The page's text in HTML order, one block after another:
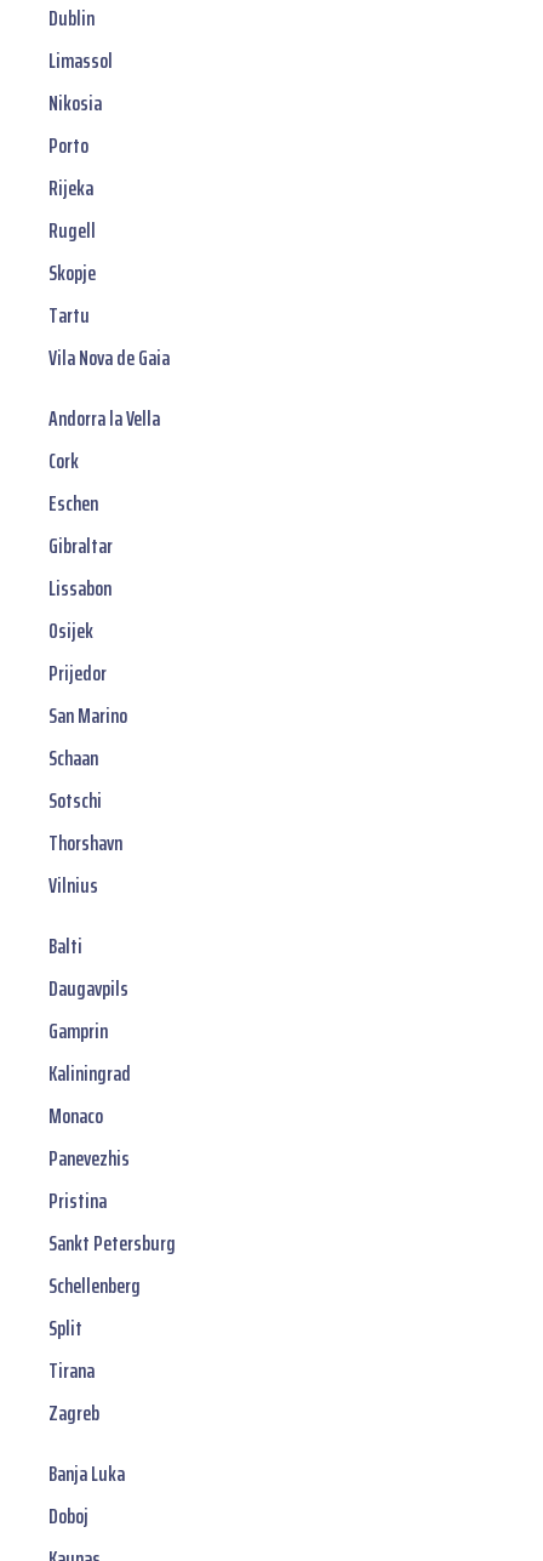
Dublin
Limassol
Nikosia
Porto
Rijeka
Rugell
Skopje
Tartu
Vila Nova de Gaia
Andorra la Vella
Cork
Eschen
Gibraltar
Lissabon
Osijek
Prijedor
San Marino
Schaan
Sotschi
Thorshavn
Vilnius
Balti
Daugavpils
Gamprin
Kaliningrad
Monaco
Panevezhis
Pristina
Sankt Petersburg
Schellenberg
Split
Tirana
Zagreb
Banja Luka
Doboj